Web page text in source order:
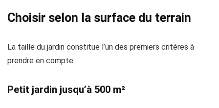
Choisir selon la surface du terrain
La taille du jardin constitue l’un des premiers critères à
prendre en compte.
Petit jardin jusqu’à 500 m²